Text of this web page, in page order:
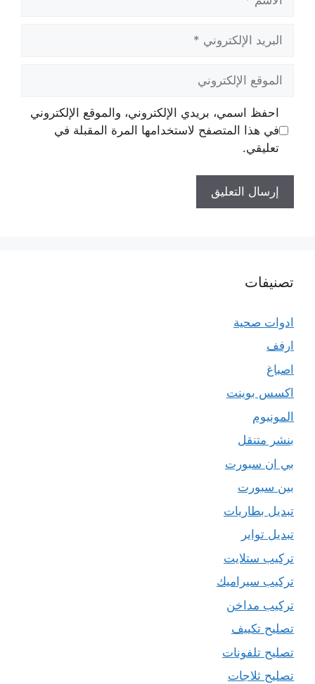
البريد
الإلكتروني
الموقع
الإلكتروني
احفظ اسمي، بريدي الإلكتروني، والموقع الإلكتروني
في هذا المتصفح لاستخدامها المرة المقبلة في
تعليقي.
تصنيفات
ادوات صحية
ارفف
اصباغ
اكسس بوينت
المونيوم
بنشر متنقل
بي ان سبورت
بين سبورت
تبديل بطاريات
تبديل تواير
تركيب ستلايت
تركيب سيراميك
تركيب مداخن
تصليح تكييف
تصليح تلفونات
تصليح ثلاجات